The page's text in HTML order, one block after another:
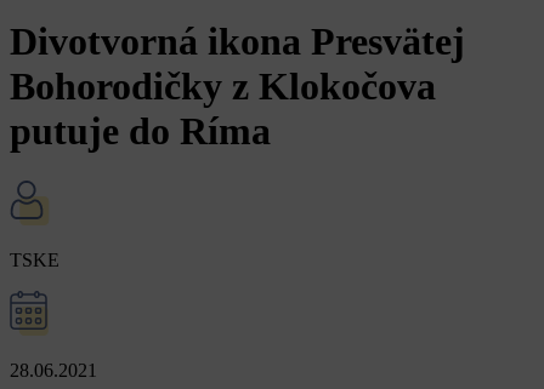
Divotvorná ikona Presvätej
Bohorodičky z Klokočova
putuje do Ríma
TSKE
28.06.2021